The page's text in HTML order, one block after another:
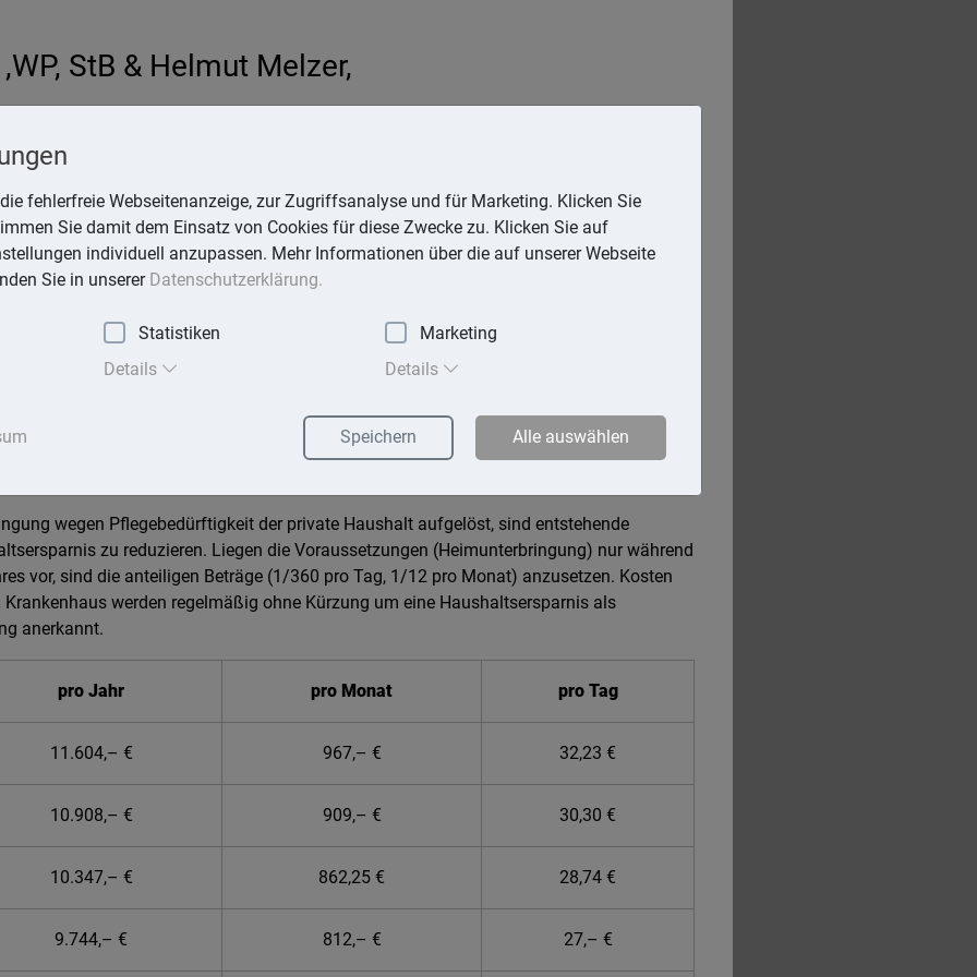
StB & Helmut Melzer,
online.de
wegen Pflegebedürftigkeit der private Haushalt aufgelöst, sind entstehende
zu reduzieren. Liegen die Voraussetzungen (Heimunterbringung) nur während
vor, sind die anteiligen Beträge (1/360 pro Tag, 1/12 pro Monat) anzusetzen. Kosten
werden regelmäßig ohne Kürzung um eine Haushaltsersparnis als
anerkannt.
pro Jahr pro Monat pro Tag
11.604,– € 967,– € 32,23 €
10.908,– € 909,– € 30,30 €
10.347,– € 862,25 € 28,74 €
9.744,– € 812,– € 27,– €
fehlerfreie Webseitenanzeige, zur Zugriffsanalyse und für Marketing. Klicken Sie
Sie damit dem Einsatz von Cookies für diese Zwecke zu. Klicken Sie auf
individuell anzupassen. Mehr Informationen über die auf unserer Webseite
Sie in unserer Datenschutzerklärung.
Statistiken
Marketing
Details Details
Speichern Alle auswählen